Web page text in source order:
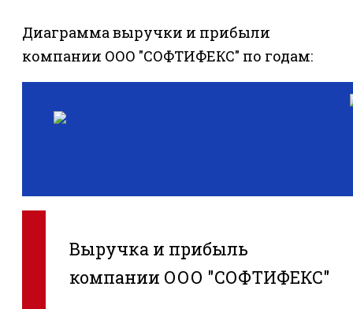
Диаграмма выручки и прибыли
компании ООО "СОФТИФЕКС" по годам:
Выручка и прибыль
компании ООО "СОФТИФЕКС"